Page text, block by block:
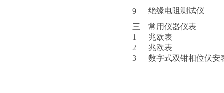
9
绝缘电阻测试仪
三
常用仪器仪表
1
兆欧表
2
兆欧表
3
数字式双钳相位伏安